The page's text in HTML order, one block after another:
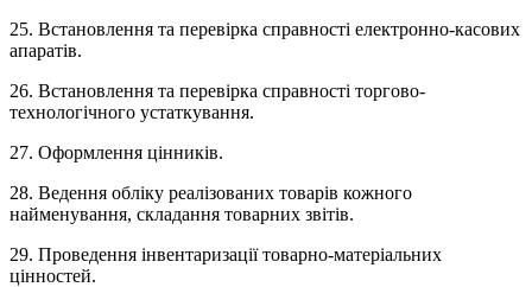
25. Встановлення та перевірка справності електронно-касових
апаратів.
26. Встановлення та перевірка справності торгово-
технологічного устаткування.
27. Оформлення цінників.
28. Ведення обліку реалізованих товарів кожного
найменування, складання товарних звітів.
29. Проведення інвентаризації товарно-матеріальних
цінностей.